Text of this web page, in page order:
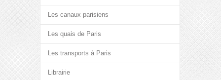
Les canaux parisiens
Les quais de Paris
Les transports à Paris
Librairie